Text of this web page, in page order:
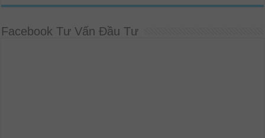
Facebook Tư Vấn Đầu Tư